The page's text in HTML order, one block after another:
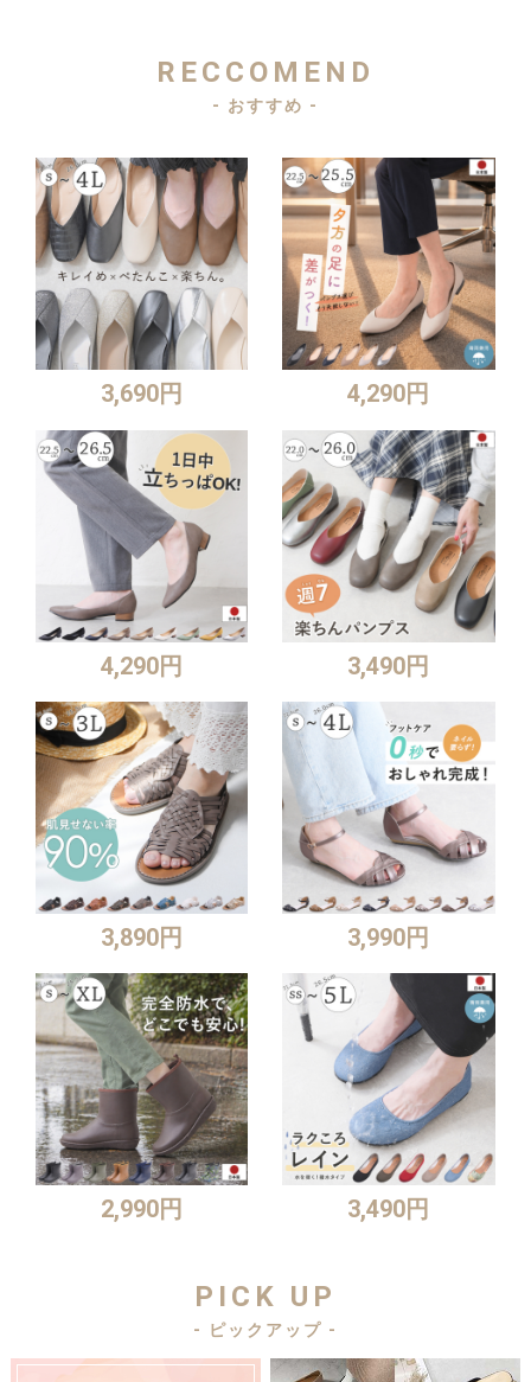
RECCOMEND
- おすすめ -
3,690円 4,290円
4,290円 3,490円
3,890円 3,990円
2,990円 3,490円
PICK UP
- ピックアップ -